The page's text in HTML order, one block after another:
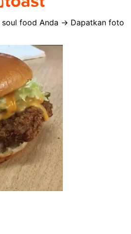
soul food Anda → Dapatkan foto